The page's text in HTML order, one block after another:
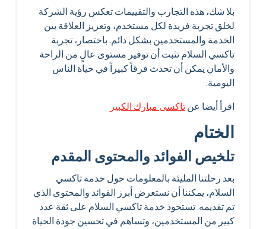
بلا شك، هذه التجارب والتقييمات تعكس رؤية الشركة
لخلق تجربة فريدة لكل مستخدم، وتعزيز العلاقة بين
الخدمة والمستخدمين بشكل دائم. باختصار، تجربة
تاكسي السلام تثبت أن توفير مستوى عالٍ من الراحة
والأمان يمكن أن تحدث فرقاً كبيراً في حياة الناس
اليومية.
اقرأ أيضا عنتاكسى مبارك الكبير
الختام
تلخيص الفوائد والمحتوى المقدم
بعد رحلتنا المليئة بالمعلومات حول خدمة تاكسي
السلام، يمكننا أن نستعرض أبرز الفوائد والمحتوى الذي
تم تقديمه. تستحوذ خدمة تاكسي السلام على ثقة عدد
كبير من المستخدمين، وتساهم في تحسين جودة الحياة